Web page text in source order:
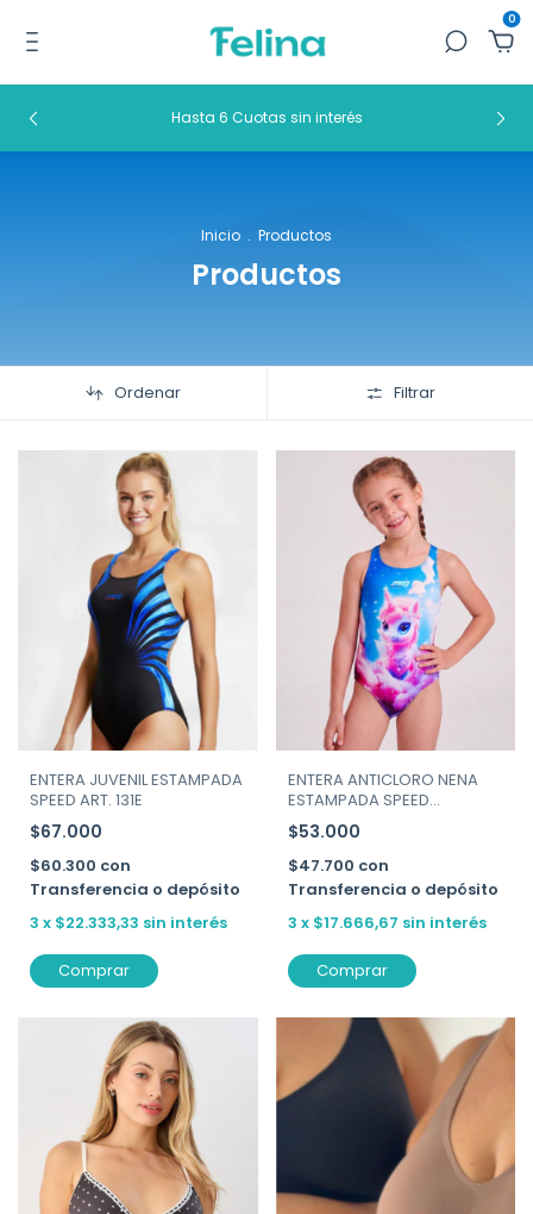
0
Hasta 6 Cuotas sin interés
Inicio . Productos
Productos
Ordenar Filtrar
ENTERA JUVENIL ESTAMPADA
SPEED ART. 131E
$67.000
$60.300 con
Transferencia o depósito
3 x $22.333,33 sin interés
Comprar
ENTERA ANTICLORO NENA
ESTAMPADA SPEED
ART.3459P
$53.000
$47.700 con
Transferencia o depósito
3 x $17.666,67 sin interés
Comprar